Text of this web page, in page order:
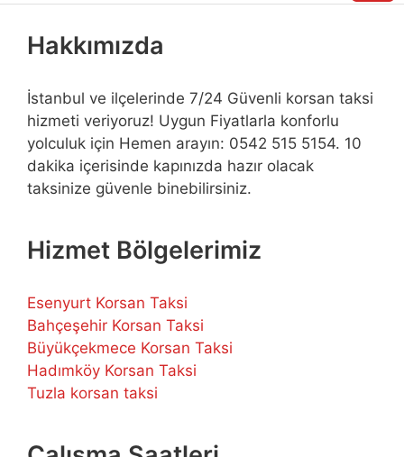
Hakkımızda
İstanbul ve ilçelerinde 7/24 Güvenli korsan taksi
hizmeti veriyoruz! Uygun Fiyatlarla konforlu
yolculuk için Hemen arayın: 0542 515 5154. 10
dakika içerisinde kapınızda hazır olacak
taksinize güvenle binebilirsiniz.
Hizmet Bölgelerimiz
Esenyurt Korsan Taksi
Bahçeşehir Korsan Taksi
Büyükçekmece Korsan Taksi
Hadımköy Korsan Taksi
Tuzla korsan taksi